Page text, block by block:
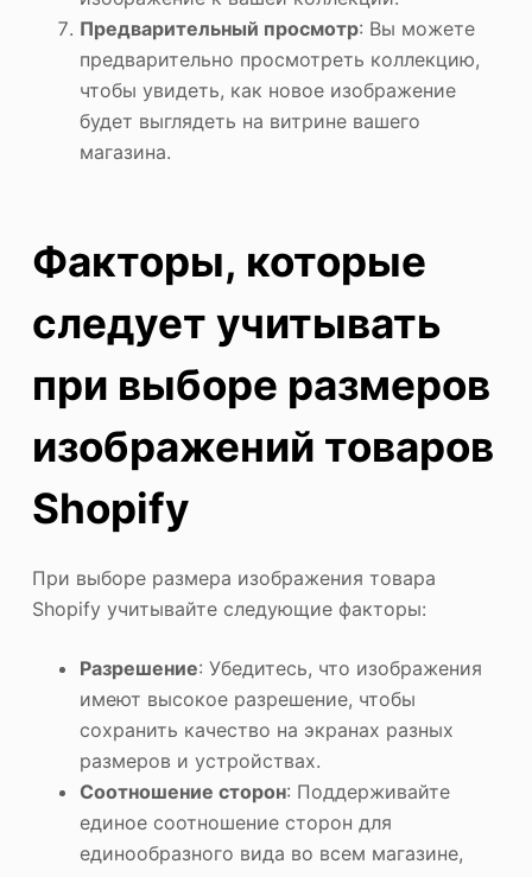
Предварительный просмотр: Вы можете
предварительно просмотреть коллекцию,
чтобы увидеть, как новое изображение
будет выглядеть на витрине вашего
магазина.
Факторы, которые
следует учитывать
при выборе размеров
изображений товаров
Shopify
При выборе размера изображения товара
Shopify учитывайте следующие факторы:
Разрешение: Убедитесь, что изображения
имеют высокое разрешение, чтобы
сохранить качество на экранах разных
размеров и устройствах.
Соотношение сторон: Поддерживайте
единое соотношение сторон для
единообразного вида во всем магазине,